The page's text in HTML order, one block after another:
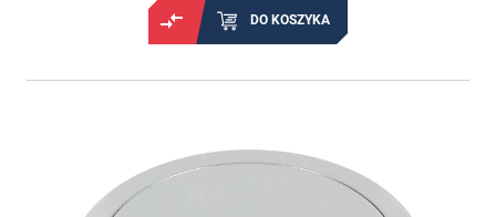
DO KOSZYKA